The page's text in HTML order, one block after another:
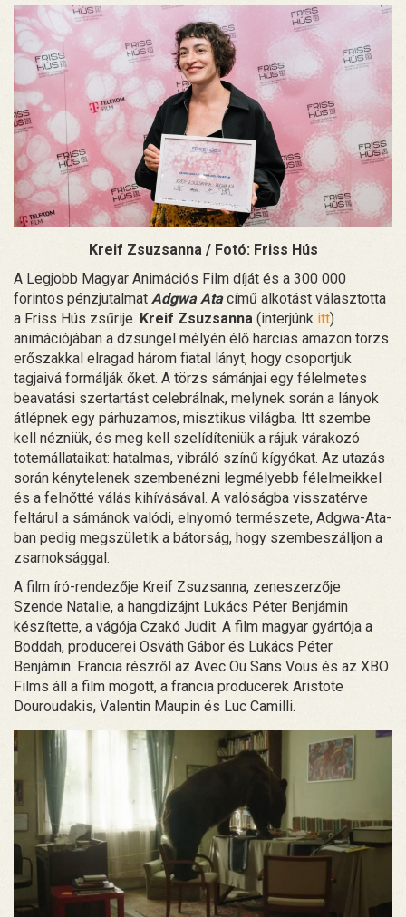
Kreif Zsuzsanna / Fotó: Friss Hús
A Legjobb Magyar Animációs Film díját és a 300 000
forintos pénzjutalmat Adgwa Atacímű alkotást választotta
a Friss Hús zsűrije. Kreif Zsuzsanna (interjúnk itt)
animációjában a dzsungel mélyén élő harcias amazon törzs
erőszakkal elragad három fiatal lányt, hogy csoportjuk
tagjaivá formálják őket. A törzs sámánjai egy félelmetes
beavatási szertartást celebrálnak, melynek során a lányok
átlépnek egy párhuzamos, misztikus világba. Itt szembe
kell nézniük, és meg kell szelídíteniük a rájuk várakozó
totemállataikat: hatalmas, vibráló színű kígyókat. Az utazás
során kénytelenek szembenézni legmélyebb félelmeikkel
és a felnőtté válás kihívásával. A valóságba visszatérve
feltárul a sámánok valódi, elnyomó természete, Adgwa-Ata-
ban pedig megszületik a bátorság, hogy szembeszálljon a
zsarnoksággal.
A film író-rendezője Kreif Zsuzsanna, zeneszerzője
Szende Natalie, a hangdizájnt Lukács Péter Benjámin
készítette, a vágója Czakó Judit. A film magyar gyártója a
Boddah, producerei Osváth Gábor és Lukács Péter
Benjámin. Francia részről az Avec Ou Sans Vous és az XBO
Films áll a film mögött, a francia producerek Aristote
Douroudakis, Valentin Maupin és Luc Camilli.